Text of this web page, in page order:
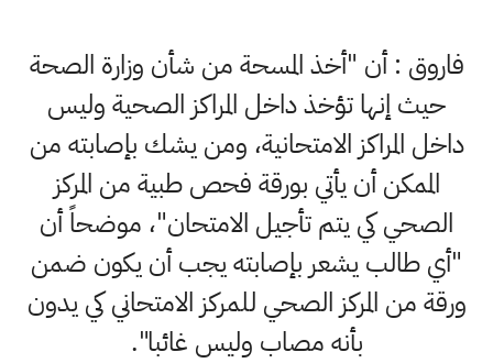
فاروق : أن "أخذ المسحة من شأن وزارة الصحة
حيث إنها تؤخذ داخل المراكز الصحية وليس
داخل المراكز الامتحانية، ومن يشك بإصابته من
الممكن أن يأتي بورقة فحص طبية من المركز
الصحي كي يتم تأجيل الامتحان"، موضحاً أن
"أي طالب يشعر بإصابته يجب أن يكون ضمن
ورقة من المركز الصحي للمركز الامتحاني كي يدون
بأنه مصاب وليس غائبا".